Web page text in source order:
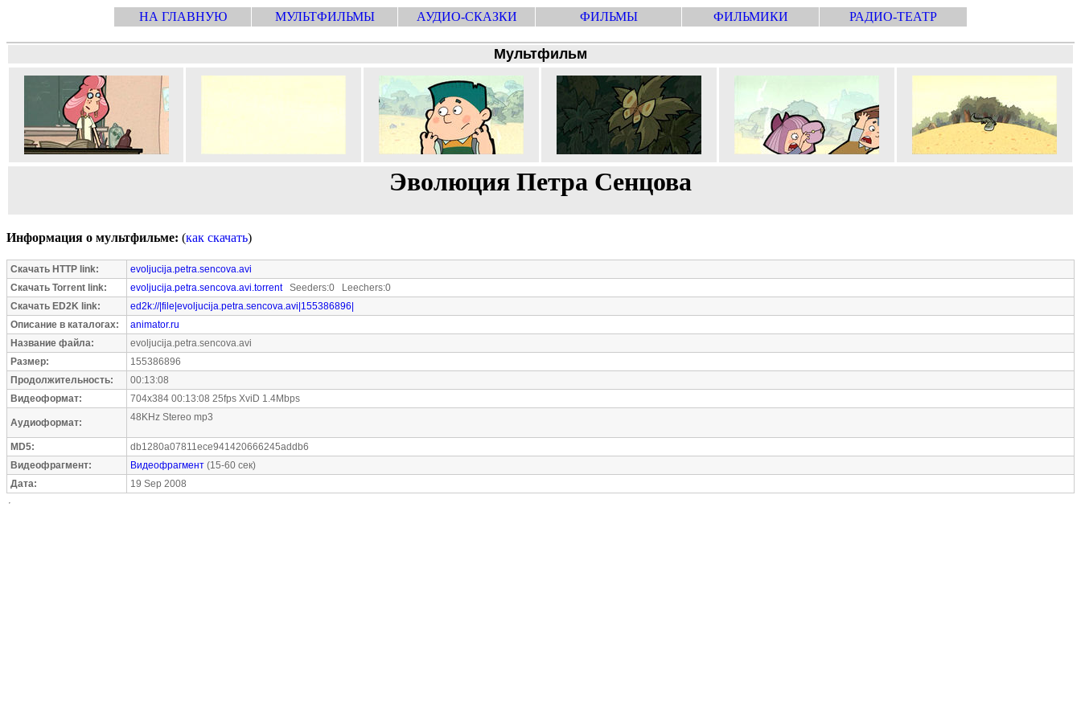
НА ГЛАВНУЮ МУЛЬТФИЛЬМЫ АУДИО-СКАЗКИ ФИЛЬМЫ ФИЛЬМИКИ РАДИО-ТЕАТР
Мультфильм
Эволюция Петра Сенцова
Информация о мультфильме: (как скачать)
Скачать HTTP link:
evoljucija.petra.sencova.avi
Скачать Torrent link:
evoljucija.petra.sencova.avi.torrentSeeders:0 Leechers:0
Скачать ED2K link:
ed2k://|file|evoljucija.petra.sencova.avi|155386896|
Описание в каталогах:
animator.ru
Название файла:
evoljucija.petra.sencova.avi
Размер:
155386896
Продолжительность:
00:13:08
Видеоформат:
704x384 00:13:08 25fps XviD 1.4Mbps
Аудиоформат: 48KHz Stereo mp3
MD5:
db1280a07811ece941420666245addb6
Видеофрагмент:
Видеофрагмент (15-60 сек)
Дата:
19 Sep 2008